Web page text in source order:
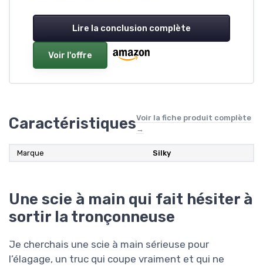
Lire la conclusion complète
Voir l'offre
CaractéristiquesVoir la fiche produit complète
→
Marque Silky
Une scie à main qui fait hésiter à
sortir la tronçonneuse
Je cherchais une scie à main sérieuse pour
l’élagage, un truc qui coupe vraiment et qui ne